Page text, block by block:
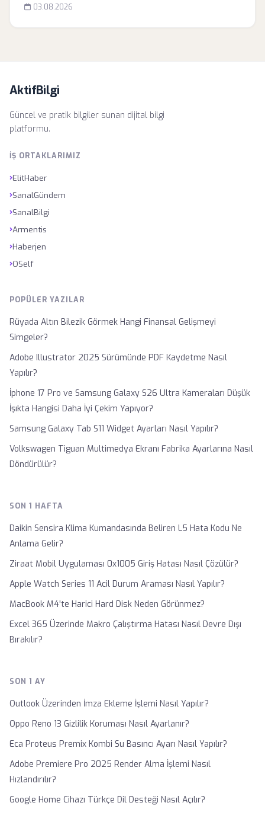
03.08.2026
AktifBilgi
Güncel ve pratik bilgiler sunan dijital bilgi
platformu.
İŞ ORTAKLARIMIZ
›ElitHaber
›SanalGündem
›SanalBilgi
›Armentis
›Haberjen
›OSelf
POPÜLER YAZILAR
Rüyada Altın Bilezik Görmek Hangi Finansal Gelişmeyi
Simgeler?
Adobe Illustrator 2025 Sürümünde PDF Kaydetme Nasıl
Yapılır?
İphone 17 Pro ve Samsung Galaxy S26 Ultra Kameraları Düşük
İşıkta Hangisi Daha İyi Çekim Yapıyor?
Samsung Galaxy Tab S11 Widget Ayarları Nasıl Yapılır?
Volkswagen Tiguan Multimedya Ekranı Fabrika Ayarlarına Nasıl
Döndürülür?
SON 1 HAFTA
Daikin Sensira Klima Kumandasında Beliren L5 Hata Kodu Ne
Anlama Gelir?
Ziraat Mobil Uygulaması 0x1005 Giriş Hatası Nasıl Çözülür?
Apple Watch Series 11 Acil Durum Araması Nasıl Yapılır?
MacBook M4'te Harici Hard Disk Neden Görünmez?
Excel 365 Üzerinde Makro Çalıştırma Hatası Nasıl Devre Dışı
Bırakılır?
SON 1 AY
Outlook Üzerinden İmza Ekleme İşlemi Nasıl Yapılır?
Oppo Reno 13 Gizlilik Koruması Nasıl Ayarlanır?
Eca Proteus Premix Kombi Su Basıncı Ayarı Nasıl Yapılır?
Adobe Premiere Pro 2025 Render Alma İşlemi Nasıl
Hızlandırılır?
Google Home Cihazı Türkçe Dil Desteği Nasıl Açılır?